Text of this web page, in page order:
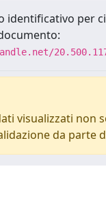
identificativo per
visualizzati non
da parte